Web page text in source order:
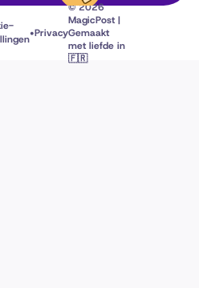
•Privacy
© 2026
MagicPost |
Gemaakt
met liefde in
🇫🇷